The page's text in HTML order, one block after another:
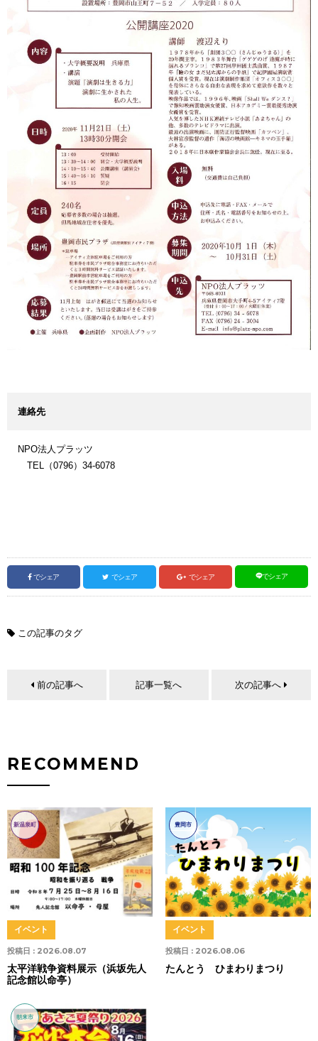
連絡先
NPO法人プラッツ
TEL（0796）34-6078
でシェア でシェア でシェア でシェア
この記事のタグ
前の記事へ 記事一覧へ 次の記事へ
RECOMMEND
新温泉町
投稿日 : 2026.08.07
イベント
太平洋戦争資料展示（浜坂先人
記念館以命亭）
豊岡市
投稿日 : 2026.08.06
イベント
たんとう ひまわりまつり
朝来市